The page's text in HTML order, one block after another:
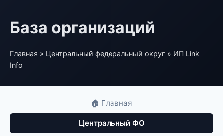
База организаций
Главная » Центральный федеральный округ » ИП Link
Info
🏠 Главная
Центральный ФО